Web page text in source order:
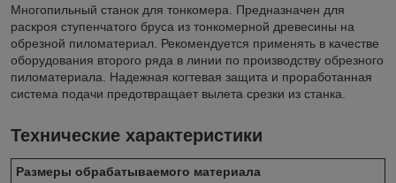
Многопильный станок для тонкомера. Предназначен для
раскроя ступенчатого бруса из тонкомерной древесины на
обрезной пиломатериал. Рекомендуется применять в качестве
оборудования второго ряда в линии по производству обрезного
пиломатериала. Надежная когтевая защита и проработанная
система подачи предотвращает вылета срезки из станка.
Технические характеристики
Размеры обрабатываемого материала